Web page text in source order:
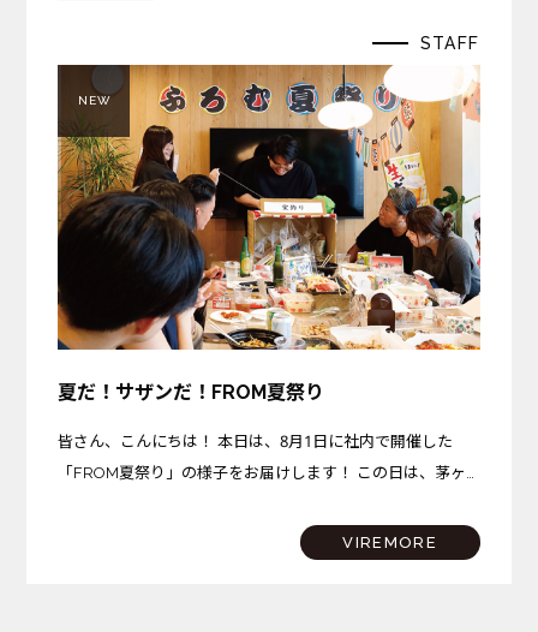
STAFF
NEW
夏だ！サザンだ！FROM夏祭り
皆さん、こんにちは！ 本日は、8月1日に社内で開催した
「FROM夏祭り」の様子をお届けします！ この日は、茅ヶ
ンビーチちがさきでは花火大会も開催されるという、まさに
VIREMORE